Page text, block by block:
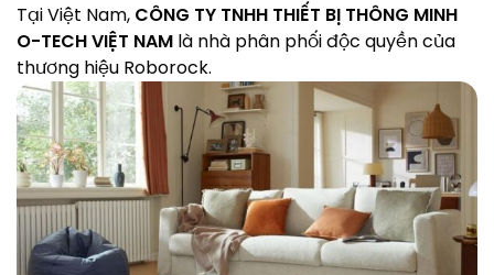
Tại Việt Nam, CÔNG TY TNHH THIẾT BỊ THÔNG MINH
O-TECH VIỆT NAM là nhà phân phối độc quyền của
thương hiệu Roborock.